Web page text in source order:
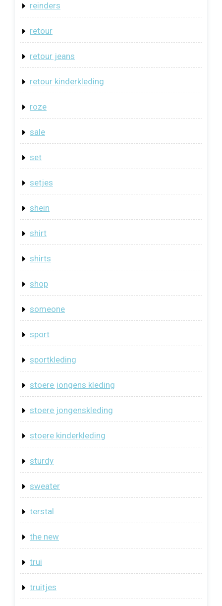
reinders
retour
retour jeans
retour kinderkleding
roze
sale
set
setjes
shein
shirt
shirts
shop
someone
sport
sportkleding
stoere jongens kleding
stoere jongenskleding
stoere kinderkleding
sturdy
sweater
terstal
the new
trui
truitjes